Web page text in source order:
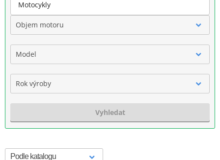
Objem motoru
Model
Rok výroby
Vyhledat
Motocykly